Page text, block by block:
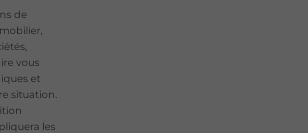
de
vous
et
situation.
les